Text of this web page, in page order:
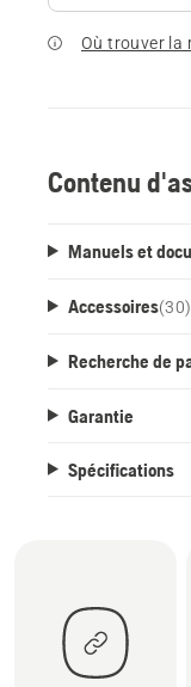
Où trouver la
Contenu
Manuels et
Accessoires(30)
Recherche de
Garantie
Spécifications